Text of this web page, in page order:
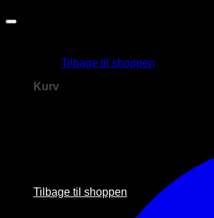
Tilbage til shoppen
Kurv
Tilbage til shoppen